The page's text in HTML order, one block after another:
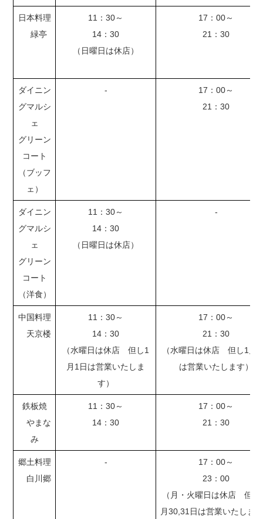
日本料理
緑亭
11：30～
14：30
（日曜日は休店）
17：00～
21：30
ダイニン
グマルシ
ェ
グリーン
コート
（ブッフ
ェ）
-
17：00～
21：30
ダイニン
グマルシ
ェ
グリーン
コート
（洋食）
11：30～
14：30
（日曜日は休店）
-
中国料理
天京楼
11：30～
14：30
（水曜日は休店 但し1
月1日は営業いたしま
す）
17：00～
21：30
（水曜日は休店 但し1月
は営業いたします）
鉄板焼
やまな
み
11：30～
14：30
17：00～
21：30
郷土料理
白川郷
-
17：00～
23：00
（月・火曜日は休店 但し
月30,31日は営業いたしま